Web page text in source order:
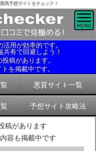
馬予想サイトをチェック！
用が効率的です。
有で回避しよう！
投稿があります。
を掲載中です。
悪質サイト一覧
予想サイト攻略法
稿があります
容も掲載中です